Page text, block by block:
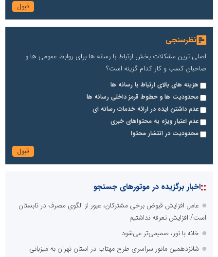
نظرسنجی
اصلی ترین مشکلات بخش ارتباط با رسانه ها برای روابط عمومی ها و
صاحبان کسب و کار کدام گزینه است؟
هزینه های بالای ارتباط با رسانه ها
محدودیت ها و خطوط قرمز داخلی رسانه ها
عدم داشتن ایده در ارائه خدمات رسانه ای
عدم اعتبار ویژه به محتواهای خبری
محدودیت در انتشار محتوا
::اخبار برگزیده در موتورهای جستجو
عامل افزایش قبوض برخی مشترکان، عبور از الگوی مصرف در تابستان
است/ افزایش تعرفه نداشتیم
خانه با نور، صمیمی‌تر می‌شود
شانزدهمین مانور سراسری طرح مهتاب در استان تهران به میزبانی